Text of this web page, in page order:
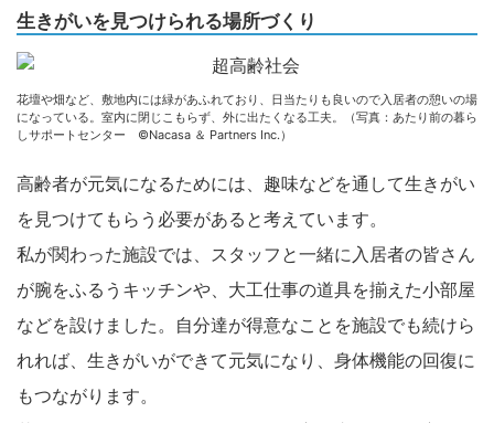
生きがいを見つけられる場所づくり
花壇や畑など、敷地内には緑があふれており、日当たりも良いので入居者の憩いの場
になっている。室内に閉じこもらず、外に出たくなる工夫。（写真：あたり前の暮ら
しサポートセンター ©Nacasa ＆ Partners Inc.）
高齢者が元気になるためには、趣味などを通して生きがい
を見つけてもらう必要があると考えています。
私が関わった施設では、スタッフと一緒に入居者の皆さん
が腕をふるうキッチンや、大工仕事の道具を揃えた小部屋
などを設けました。自分達が得意なことを施設でも続けら
れれば、生きがいができて元気になり、身体機能の回復に
もつながります。